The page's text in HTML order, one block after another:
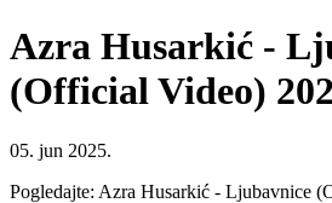
Azra Husarkić -
(Official Video)
05. jun 2025.
Pogledajte: Azra Husarkić - Ljubavnice